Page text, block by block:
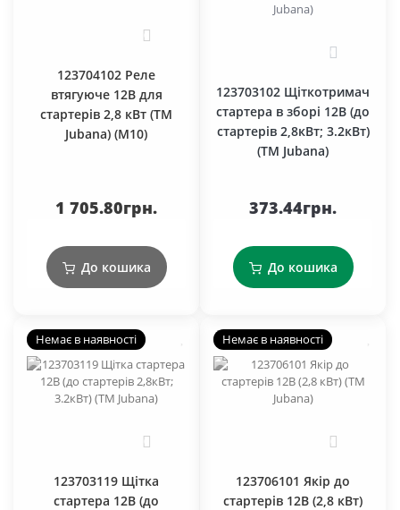
123704102 Реле
втягуюче 12В для
стартерів 2,8 кВт (TM
Jubana) (М10)
1 705.80грн.
До кошика
123703102 Щіткотримач
стартера в зборі 12В (до
стартерів 2,8кВт; 3.2кВт)
(ТМ Jubana)
373.44грн.
До кошика
Немає в наявності
123703119 Щітка
стартера 12В (до
Немає в наявності
123706101 Якір до
стартерів 12В (2,8 кВт)